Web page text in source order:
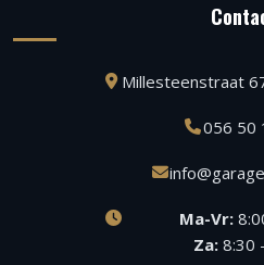
Millesteenstraat
056 50
Ma-Vr:
Za: 8:30